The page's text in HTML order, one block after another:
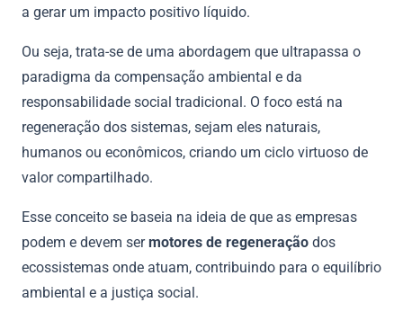
a gerar um impacto positivo líquido.
Ou seja, trata-se de uma abordagem que ultrapassa o
paradigma da compensação ambiental e da
responsabilidade social tradicional. O foco está na
regeneração dos sistemas, sejam eles naturais,
humanos ou econômicos, criando um ciclo virtuoso de
valor compartilhado.
Esse conceito se baseia na ideia de que as empresas
podem e devem sermotores de regeneração dos
ecossistemas onde atuam, contribuindo para o equilíbrio
ambiental e a justiça social.